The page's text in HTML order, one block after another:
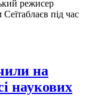
режисер
під час
на
наукових